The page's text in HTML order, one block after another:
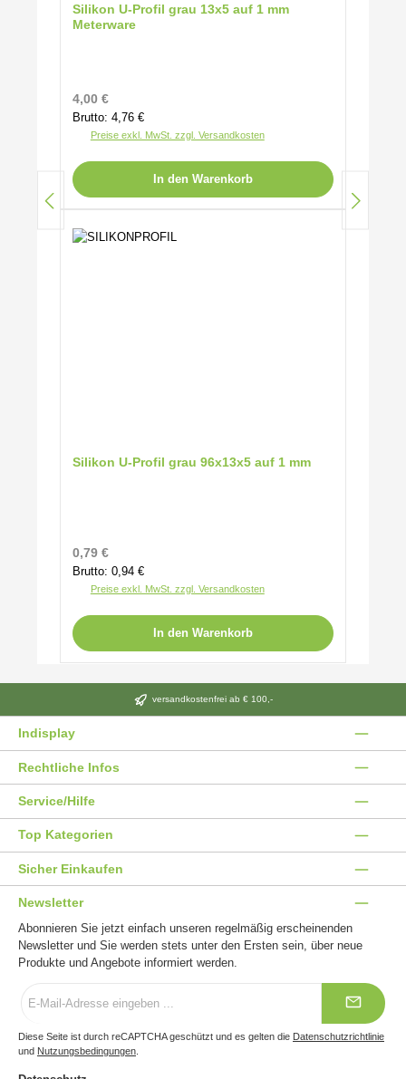
Silikon U-Profil grau 13x5 auf 1 mm
Meterware
Regulärer Preis:
4,00 €
Brutto: 4,76 €
Preise exkl. MwSt. zzgl. Versandkosten
In den Warenkorb
Silikon U-Profil grau 96x13x5 auf 1 mm
Regulärer Preis:
0,79 €
Brutto: 0,94 €
Preise exkl. MwSt. zzgl. Versandkosten
In den Warenkorb
versandkostenfrei ab € 100,-
Indisplay
Rechtliche Infos
Service/Hilfe
Top Kategorien
Sicher Einkaufen
Newsletter
Abonnieren Sie jetzt einfach unseren regelmäßig erscheinenden
Newsletter und Sie werden stets unter den Ersten sein, über neue
Produkte und Angebote informiert werden.
Mail-
Diese Seite ist durch reCAPTCHA geschützt und es gelten die Datenschutzrichtlinie
und Nutzungsbedingungen